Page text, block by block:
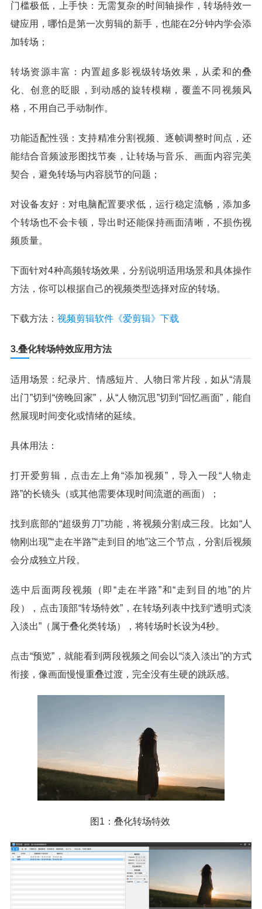
门槛极低，上手快：无需复杂的时间轴操作，转场特效一
键应用，哪怕是第一次剪辑的新手，也能在2分钟内学会添
加转场；
转场资源丰富：内置超多影视级转场效果，从柔和的叠
化、创意的眨眼，到动感的旋转模糊，覆盖不同视频风
格，不用自己手动制作。
功能适配性强：支持精准分割视频、逐帧调整时间点，还
能结合音频波形图找节奏，让转场与音乐、画面内容完美
契合，避免转场与内容脱节的问题；
对设备友好：对电脑配置要求低，运行稳定流畅，添加多
个转场也不会卡顿，导出时还能保持画面清晰，不损伤视
频质量。
下面针对4种高频转场效果，分别说明适用场景和具体操作
方法，你可以根据自己的视频类型选择对应的转场。
下载方法： 视频剪辑软件《爱剪辑》下载
3.叠化转场特效应用方法
适用场景：纪录片、情感短片、人物日常片段，如从“清晨
出门”切到“傍晚回家”，从“人物沉思”切到“回忆画面”，能自
然展现时间变化或情绪的延续。
具体用法：
打开爱剪辑，点击左上角“添加视频”，导入一段“人物走
路”的长镜头（或其他需要体现时间流逝的画面）；
找到底部的“超级剪刀”功能，将视频分割成三段。比如“人
物刚出现”“走在半路”“走到目的地”这三个节点，分割后视频
会分成独立片段。
选中后面两段视频（即“走在半路”和“走到目的地”的片
段），点击顶部“转场特效”，在转场列表中找到“透明式淡
入淡出”（属于叠化类转场），将转场时长设为4秒。
点击“预览”，就能看到两段视频之间会以“淡入淡出”的方式
衔接，像画面慢慢重叠过渡，完全没有生硬的跳跃感。
图1：叠化转场特效